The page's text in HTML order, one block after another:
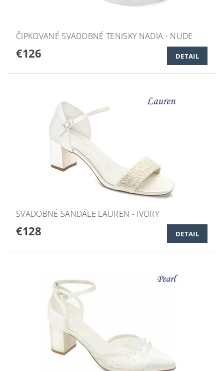
ČIPKOVANÉ SVADOBNÉ TENISKY NADIA - NUDE
€126 DETAIL
SVADOBNÉ SANDÁLE LAUREN - IVORY
€128 DETAIL